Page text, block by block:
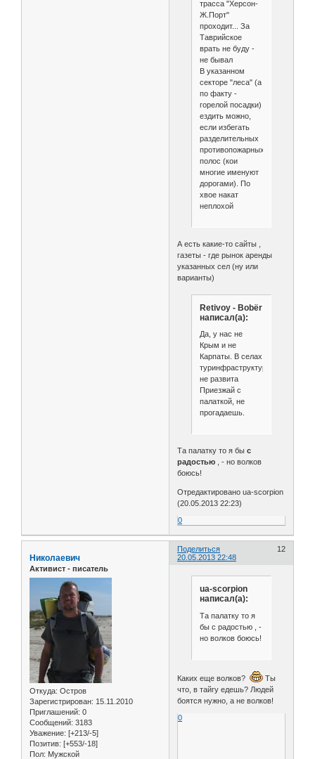
трасса "Херсон-
Ж.Порт"
проходит... За
Таврийское
врать не буду -
не бывал
В указанном
секторе "леса" (а
по факту -
горелой посадки)
ездить можно,
если избегать
разделительных
противопожарных
полос (кои
многие именуют
дорогами). По
хвое накат
неплохой
А есть какие-то сайты ,
газеты - где рынок аренды
указанных сел (ну или
варианты)
Retivoy - Bobёr
написал(а):
Да, у нас не
Крым и не
Карпаты. В селах
туринфраструктура
не развита
Приезжай с
палаткой, не
прогадаешь.
Та палатку то я быс
радостью , - но волков
боюсь!
Отредактировано ua-scorpion
(20.05.2013 22:23)
0
Поделиться
12
20.05.2013 22:48
Николаевич
Активист - писатель
Откуда: Остров
Зарегистрирован: 15.11.2010
Приглашений: 0
Сообщений: 3183
Уважение: [+213/-5]
Позитив: [+553/-18]
Пол: Мужской
ua-scorpion
написал(а):
Та палатку то я
бы с радостью , -
но волков боюсь!
Каких еще волков?
Ты
что, в тайгу едешь? Людей
боятся нужно, а не волков!
0